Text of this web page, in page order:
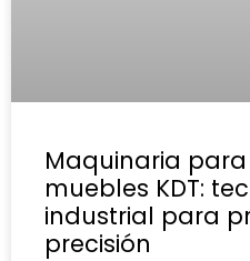
Maquinaria
muebles KDT:
industrial para
precisión